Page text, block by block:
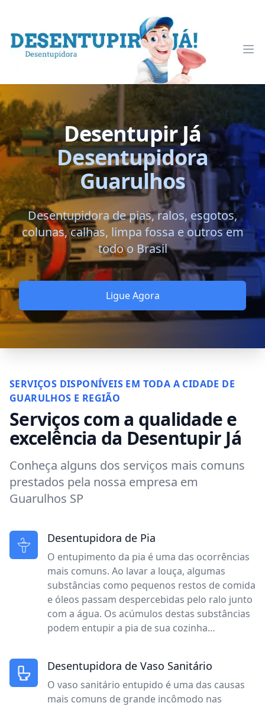
Desentupir Já
Desentupidora
Guarulhos
Desentupidora de pias, ralos, esgotos,
colunas, calhas, limpa fossa e outros em
todo o Brasil
Ligue Agora
SERVIÇOS DISPONÍVEIS EM TODA A CIDADE DE
GUARULHOS E REGIÃO
Serviços com a qualidade e
excelência da Desentupir Já
Conheça alguns dos serviços mais comuns
prestados pela nossa empresa em
Guarulhos SP
Desentupidora de Pia
O entupimento da pia é uma das ocorrências
mais comuns. Ao lavar a louça, algumas
substâncias como pequenos restos de comida
e óleos passam despercebidas pelo ralo junto
com a água. Os acúmulos destas substâncias
podem entupir a pia de sua cozinha…
Desentupidora de Vaso Sanitário
O vaso sanitário entupido é uma das causas
mais comuns de grande incômodo nas